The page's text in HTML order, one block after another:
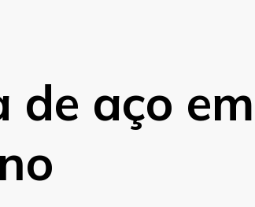
de aço